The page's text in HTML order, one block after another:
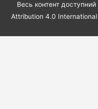
Весь контент
Attribution 4.0